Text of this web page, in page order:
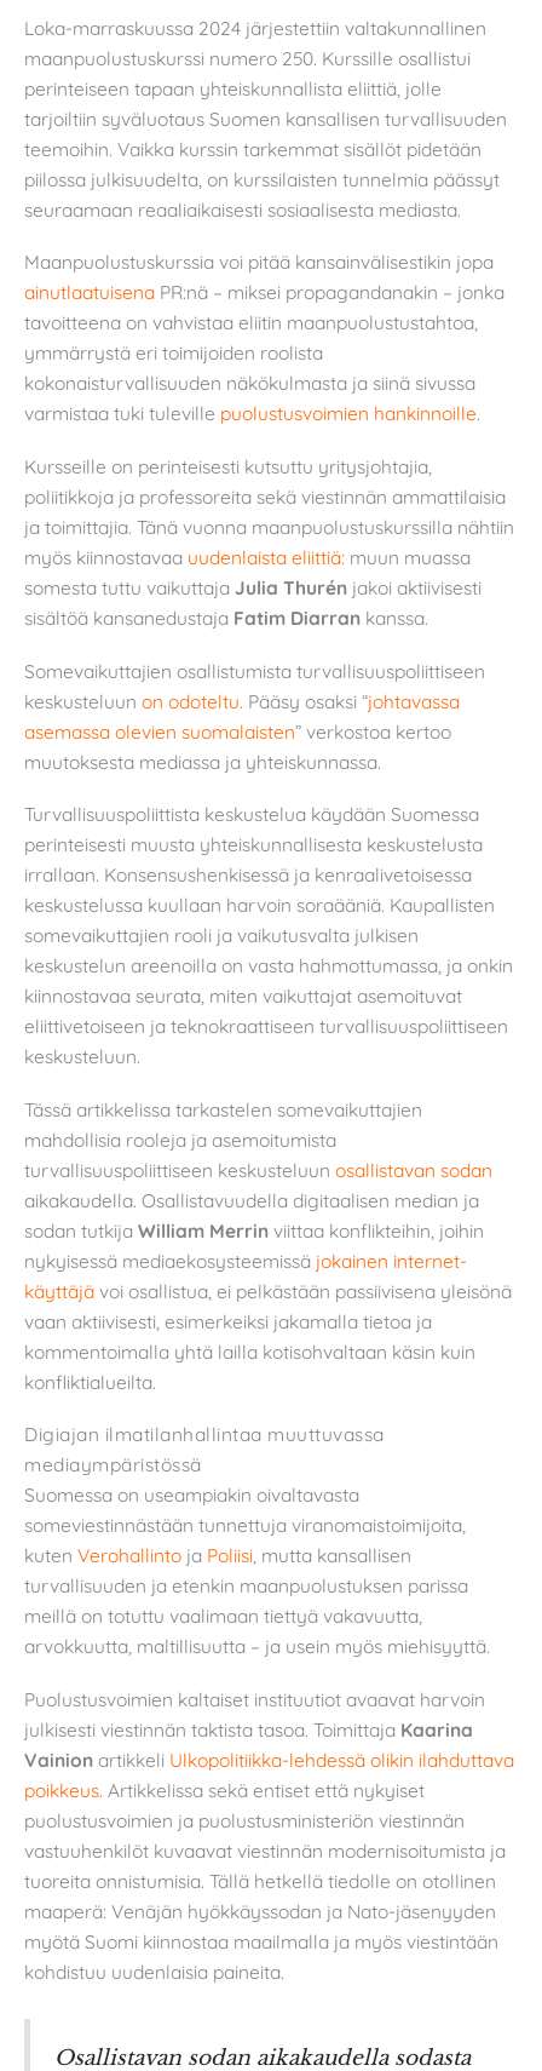
Loka-marraskuussa 2024 järjestettiin valtakunnallinen
maanpuolustuskurssi numero 250. Kurssille osallistui
perinteiseen tapaan yhteiskunnallista eliittiä, jolle
tarjoiltiin syväluotaus Suomen kansallisen turvallisuuden
teemoihin. Vaikka kurssin tarkemmat sisällöt pidetään
piilossa julkisuudelta, on kurssilaisten tunnelmia päässyt
seuraamaan reaaliaikaisesti sosiaalisesta mediasta.
Maanpuolustuskurssia voi pitää kansainvälisestikin jopa
ainutlaatuisena PR:nä – miksei propagandanakin – jonka
tavoitteena on vahvistaa eliitin maanpuolustustahtoa,
ymmärrystä eri toimijoiden roolista
kokonaisturvallisuuden näkökulmasta ja siinä sivussa
varmistaa tuki tuleville puolustusvoimien hankinnoille.
Kursseille on perinteisesti kutsuttu yritysjohtajia,
poliitikkoja ja professoreita sekä viestinnän ammattilaisia
ja toimittajia. Tänä vuonna maanpuolustuskurssilla nähtiin
myös kiinnostavaa uudenlaista eliittiä: muun muassa
somesta tuttu vaikuttaja Julia Thurén jakoi aktiivisesti
sisältöä kansanedustaja Fatim Diarran kanssa.
Somevaikuttajien osallistumista turvallisuuspoliittiseen
keskusteluun on odoteltu. Pääsy osaksi “johtavassa
asemassa olevien suomalaisten” verkostoa kertoo
muutoksesta mediassa ja yhteiskunnassa.
Turvallisuuspoliittista keskustelua käydään Suomessa
perinteisesti muusta yhteiskunnallisesta keskustelusta
irrallaan. Konsensushenkisessä ja kenraalivetoisessa
keskustelussa kuullaan harvoin soraääniä. Kaupallisten
somevaikuttajien rooli ja vaikutusvalta julkisen
keskustelun areenoilla on vasta hahmottumassa, ja onkin
kiinnostavaa seurata, miten vaikuttajat asemoituvat
eliittivetoiseen ja teknokraattiseen turvallisuuspoliittiseen
keskusteluun.
Tässä artikkelissa tarkastelen somevaikuttajien
mahdollisia rooleja ja asemoitumista
turvallisuuspoliittiseen keskusteluun osallistavan sodan
aikakaudella. Osallistavuudella digitaalisen median ja
sodan tutkija William Merrin viittaa konflikteihin, joihin
nykyisessä mediaekosysteemissä jokainen internet-
käyttäjä voi osallistua, ei pelkästään passiivisena yleisönä
vaan aktiivisesti, esimerkeiksi jakamalla tietoa ja
kommentoimalla yhtä lailla kotisohvaltaan käsin kuin
konfliktialueilta.
Digiajan ilmatilanhallintaa muuttuvassa
mediaympäristössä
Suomessa on useampiakin oivaltavasta
someviestinnästään tunnettuja viranomaistoimijoita,
kuten Verohallinto ja Poliisi, mutta kansallisen
turvallisuuden ja etenkin maanpuolustuksen parissa
meillä on totuttu vaalimaan tiettyä vakavuutta,
arvokkuutta, maltillisuutta – ja usein myös miehisyyttä.
Puolustusvoimien kaltaiset instituutiot avaavat harvoin
julkisesti viestinnän taktista tasoa. Toimittaja Kaarina
Vainion artikkeli Ulkopolitiikka-lehdessä olikin ilahduttava
poikkeus. Artikkelissa sekä entiset että nykyiset
puolustusvoimien ja puolustusministeriön viestinnän
vastuuhenkilöt kuvaavat viestinnän modernisoitumista ja
tuoreita onnistumisia. Tällä hetkellä tiedolle on otollinen
maaperä: Venäjän hyökkäyssodan ja Nato-jäsenyyden
myötä Suomi kiinnostaa maailmalla ja myös viestintään
kohdistuu uudenlaisia paineita.
Osallistavan sodan aikakaudella sodasta